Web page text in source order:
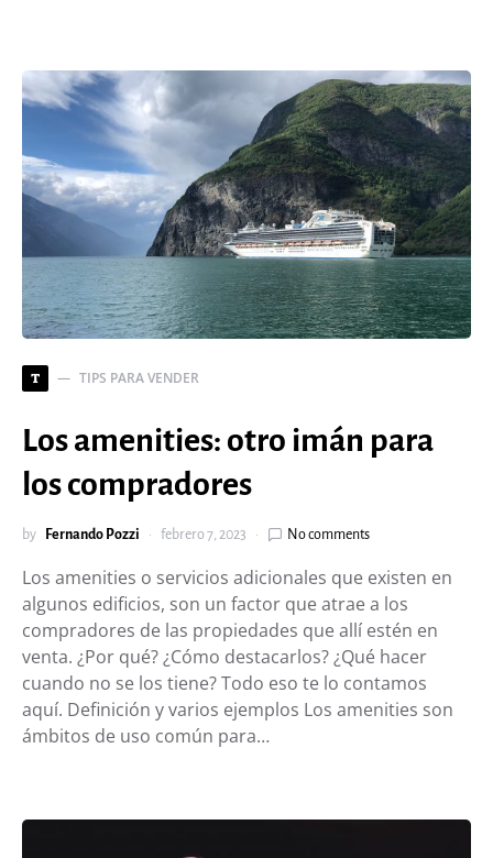
T TIPS PARA VENDER
Los amenities: otro imán para
los compradores
by Fernando Pozzi febrero 7, 2023 No comments
Los amenities o servicios adicionales que existen en
algunos edificios, son un factor que atrae a los
compradores de las propiedades que allí estén en
venta. ¿Por qué? ¿Cómo destacarlos? ¿Qué hacer
cuando no se los tiene? Todo eso te lo contamos
aquí. Definición y varios ejemplos Los amenities son
ámbitos de uso común para…